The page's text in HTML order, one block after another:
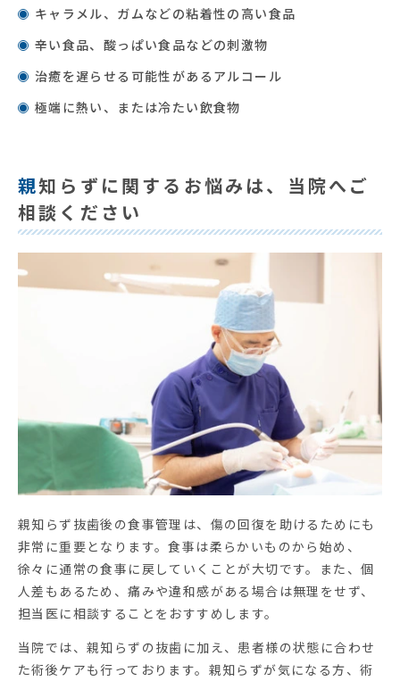
キャラメル、ガムなどの粘着性の高い食品
辛い食品、酸っぱい食品などの刺激物
治癒を遅らせる可能性があるアルコール
極端に熱い、または冷たい飲食物
親知らずに関するお悩みは、当院へご
相談ください
親知らず抜歯後の食事管理は、傷の回復を助けるためにも
非常に重要となります。食事は柔らかいものから始め、
徐々に通常の食事に戻していくことが大切です。また、個
人差もあるため、痛みや違和感がある場合は無理をせず、
担当医に相談することをおすすめします。
当院では、親知らずの抜歯に加え、患者様の状態に合わせ
た術後ケアも行っております。親知らずが気になる方、術